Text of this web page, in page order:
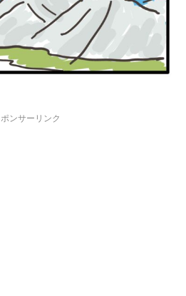
ポンサーリンク